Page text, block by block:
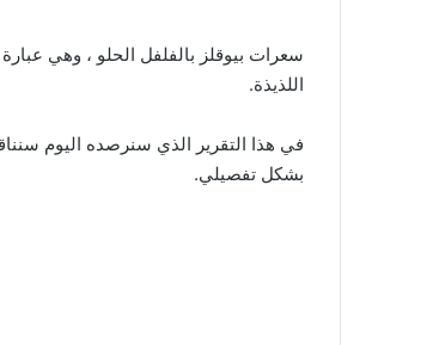
سعرات بيوقلز بالفلفل الحلو ، وهي
اللذيذة.
في هذا التقرير الذي سنرصده اليوم
بشكل تفصيلي.